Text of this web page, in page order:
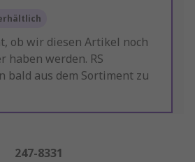
ob wir diesen Artikel noch
haben werden. RS
bald aus dem Sortiment zu
247-8331